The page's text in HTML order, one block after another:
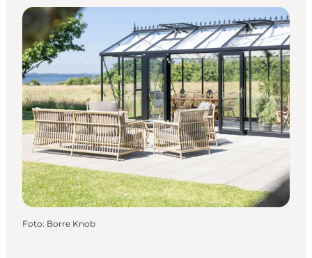
Foto: Borre Knob